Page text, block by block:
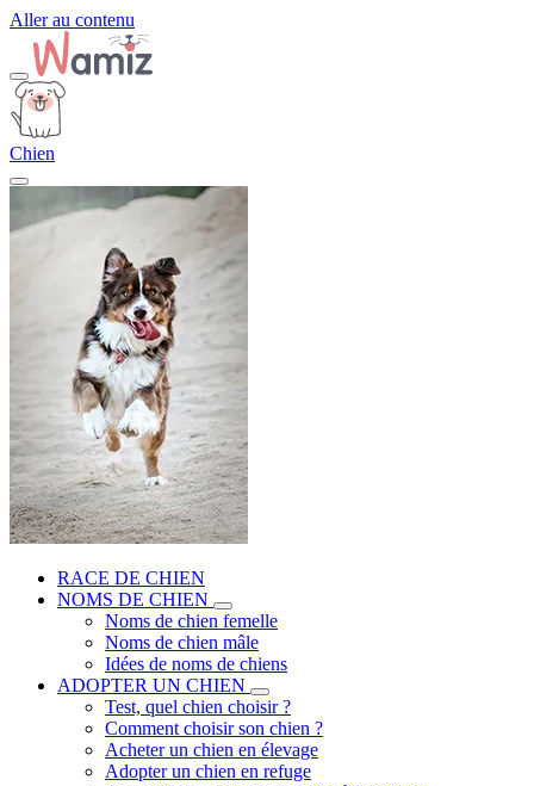
Aller au contenu
Chien
RACE DE CHIEN
NOMS DE CHIEN
Noms de chien femelle
Noms de chien mâle
Idées de noms de chiens
ADOPTER UN CHIEN
Test, quel chien choisir ?
Comment choisir son chien ?
Acheter un chien en élevage
Adopter un chien en refuge